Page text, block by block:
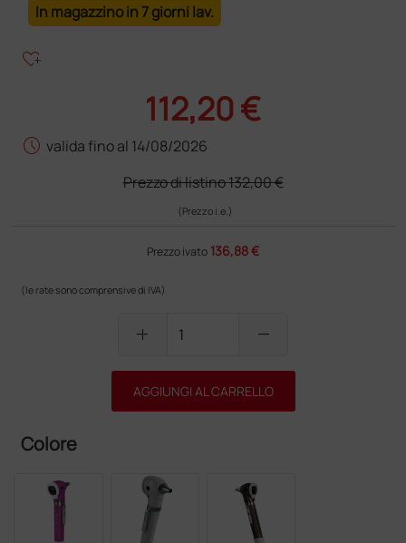
In magazzino in 7 giorni lav.
heart_plus
112,20 €
schedule valida fino al 14/08/2026
Prezzo di listino132,00 €
(Prezzo i.e.)
Prezzo ivato 136,88 €
(le rate sono comprensive di IVA)
add remove
AGGIUNGI AL CARRELLO
Colore